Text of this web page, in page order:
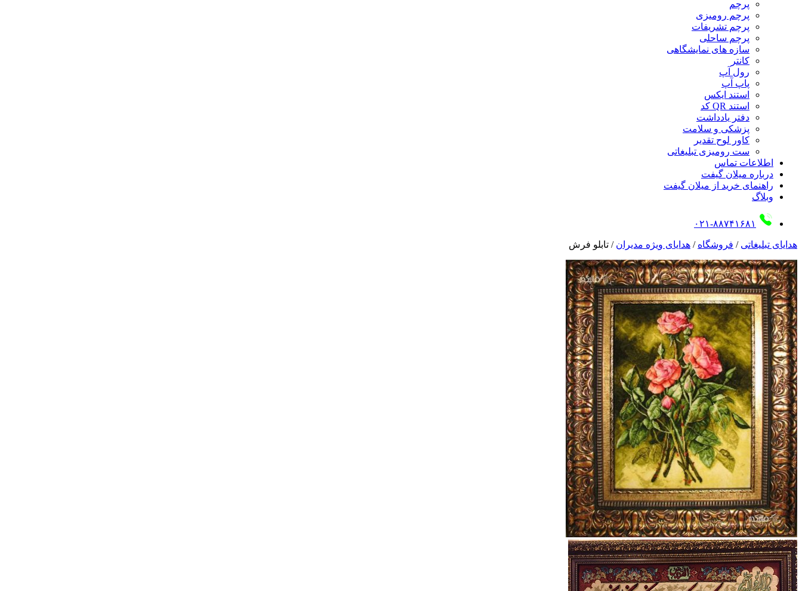
پرچم
پرچم رومیزی
پرچم تشریفات
پرچم ساحلی
سازه های نمایشگاهی
کانتر
رول آپ
پاپ آپ
استند ایکس
استند QR کد
دفتر یادداشت
پزشکی و سلامت
کاور لوح تقدیر
ست رومیزی تبلیغاتی
اطلاعات تماس
درباره میلان گیفت
راهنمای خرید از میلان گیفت
وبلاگ
۰۲۱-۸۸۷۴۱۶۸۱
هدایای تبلیغاتی / فروشگاه / هدایای ویژه مدیران / تابلو فرش